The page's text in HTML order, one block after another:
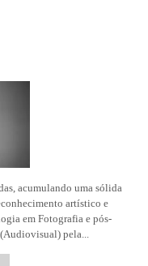
acumulando uma sólida
artístico e
em Fotografia e pós-
pela...